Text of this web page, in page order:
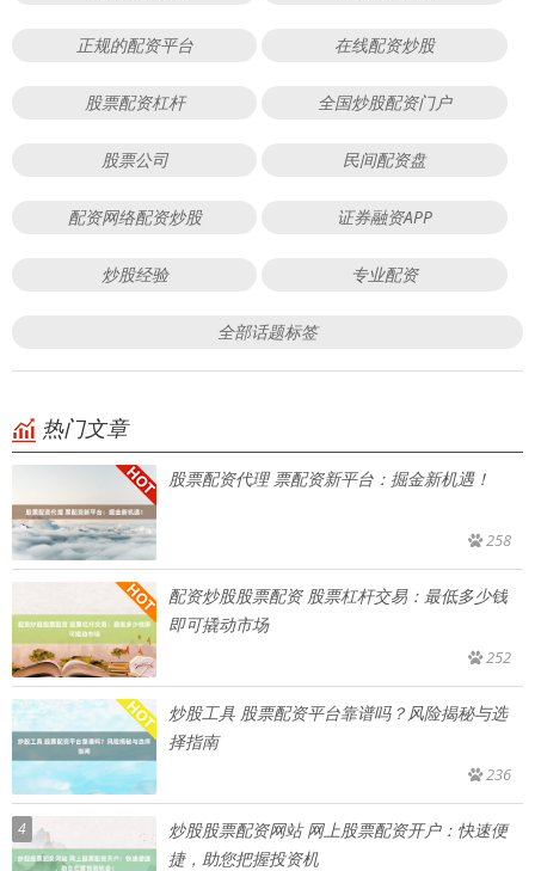
正规的配资平台 在线配资炒股
股票配资杠杆 全国炒股配资门户
股票公司 民间配资盘
配资网络配资炒股 证券融资APP
炒股经验 专业配资
全部话题标签
热门文章
股票配资代理 票配资新平台：掘金新机遇！
258
配资炒股股票配资 股票杠杆交易：最低多少钱
即可撬动市场
252
炒股工具 股票配资平台靠谱吗？风险揭秘与选
择指南
236
4
炒股股票配资网站 网上股票配资开户：快速便
捷，助您把握投资机